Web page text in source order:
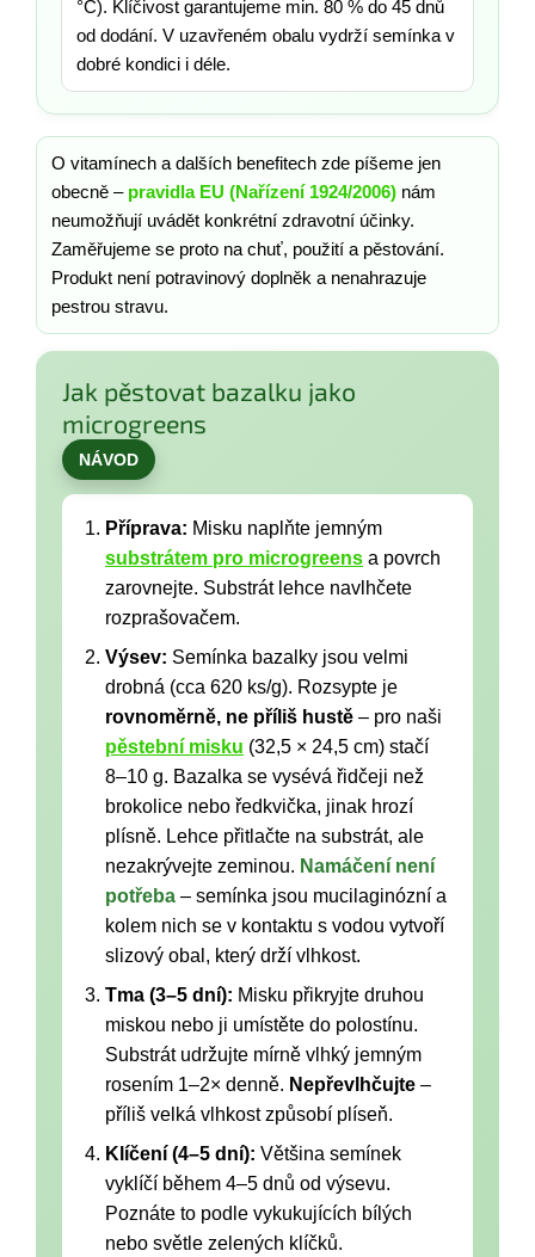
°C). Klíčivost garantujeme min. 80 % do 45 dnů
od dodání. V uzavřeném obalu vydrží semínka v
dobré kondici i déle.
O vitamínech a dalších benefitech zde píšeme jen
obecně – pravidla EU (Nařízení 1924/2006) nám
neumožňují uvádět konkrétní zdravotní účinky.
Zaměřujeme se proto na chuť, použití a pěstování.
Produkt není potravinový doplněk a nenahrazuje
pestrou stravu.
Jak pěstovat bazalku jako
microgreens
NÁVOD
Příprava: Misku naplňte jemným
substrátem pro microgreens a povrch
zarovnejte. Substrát lehce navlhčete
rozprašovačem.
Výsev: Semínka bazalky jsou velmi
drobná (cca 620 ks/g). Rozsypte je
rovnoměrně, ne příliš hustě – pro naši
pěstební misku (32,5 × 24,5 cm) stačí
8–10 g. Bazalka se vysévá řidčeji než
brokolice nebo ředkvička, jinak hrozí
plísně. Lehce přitlačte na substrát, ale
nezakrývejte zeminou. Namáčení není
potřeba – semínka jsou mucilaginózní a
kolem nich se v kontaktu s vodou vytvoří
slizový obal, který drží vlhkost.
Tma (3–5 dní): Misku přikryjte druhou
miskou nebo ji umístěte do polostínu.
Substrát udržujte mírně vlhký jemným
rosením 1–2× denně. Nepřevlhčujte –
příliš velká vlhkost způsobí plíseň.
Klíčení (4–5 dní): Většina semínek
vyklíčí během 4–5 dnů od výsevu.
Poznáte to podle vykukujících bílých
nebo světle zelených klíčků.